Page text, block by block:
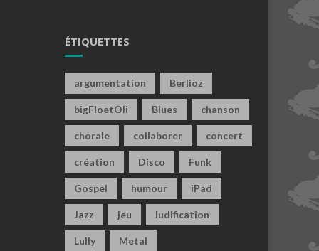
ÉTIQUETTES
argumentation Berlioz
bigFloetOli Blues chanson
chorale collaborer concert
création Disco Funk
Gospel humour iPad
Jazz jeu ludification
Lully Metal